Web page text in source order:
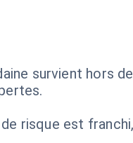
survient hors
risque est